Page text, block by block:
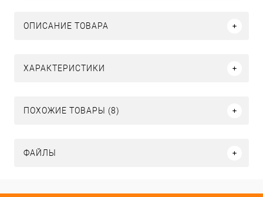
ОПИСАНИЕ ТОВАРА
ХАРАКТЕРИСТИКИ
ПОХОЖИЕ ТОВАРЫ (8)
ФАЙЛЫ